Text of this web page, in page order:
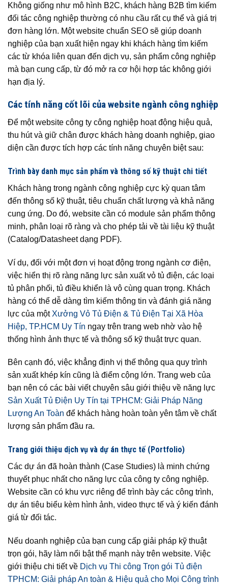
Không giống như mô hình B2C, khách hàng B2B tìm kiếm
đối tác công nghiệp thường có nhu cầu rất cụ thể và giá trị
đơn hàng lớn. Một website chuẩn SEO sẽ giúp doanh
nghiệp của bạn xuất hiện ngay khi khách hàng tìm kiếm
các từ khóa liên quan đến dịch vụ, sản phẩm công nghiệp
mà bạn cung cấp, từ đó mở ra cơ hội hợp tác không giới
hạn địa lý.
Các tính năng cốt lõi của website ngành công nghiệp
Để một website công ty công nghiệp hoạt động hiệu quả,
thu hút và giữ chân được khách hàng doanh nghiệp, giao
diện cần được tích hợp các tính năng chuyên biệt sau:
Trình bày danh mục sản phẩm và thông số kỹ thuật chi tiết
Khách hàng trong ngành công nghiệp cực kỳ quan tâm
đến thông số kỹ thuật, tiêu chuẩn chất lượng và khả năng
cung ứng. Do đó, website cần có module sản phẩm thông
minh, phân loại rõ ràng và cho phép tải về tài liệu kỹ thuật
(Catalog/Datasheet dạng PDF).
Ví dụ, đối với một đơn vị hoạt động trong ngành cơ điện,
việc hiển thị rõ ràng năng lực sản xuất vỏ tủ điện, các loại
tủ phân phối, tủ điều khiển là vô cùng quan trọng. Khách
hàng có thể dễ dàng tìm kiếm thông tin và đánh giá năng
lực của một Xưởng Vỏ Tủ Điện & Tủ Điện Tại Xã Hòa
Hiệp, TP.HCM Uy Tín ngay trên trang web nhờ vào hệ
thống hình ảnh thực tế và thông số kỹ thuật trực quan.
Bên cạnh đó, việc khẳng định vị thế thông qua quy trình
sản xuất khép kín cũng là điểm cộng lớn. Trang web của
bạn nên có các bài viết chuyên sâu giới thiệu về năng lực
Sản Xuất Tủ Điện Uy Tín tại TPHCM: Giải Pháp Năng
Lượng An Toàn để khách hàng hoàn toàn yên tâm về chất
lượng sản phẩm đầu ra.
Trang giới thiệu dịch vụ và dự án thực tế (Portfolio)
Các dự án đã hoàn thành (Case Studies) là minh chứng
thuyết phục nhất cho năng lực của công ty công nghiệp.
Website cần có khu vực riêng để trình bày các công trình,
dự án tiêu biểu kèm hình ảnh, video thực tế và ý kiến đánh
giá từ đối tác.
Nếu doanh nghiệp của bạn cung cấp giải pháp kỹ thuật
trọn gói, hãy làm nổi bật thế mạnh này trên website. Việc
giới thiệu chi tiết về Dịch vụ Thi công Trọn gói Tủ điện
TPHCM: Giải pháp An toàn & Hiệu quả cho Mọi Công trình